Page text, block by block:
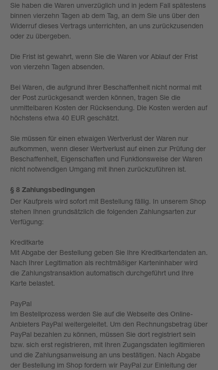
Sie haben die Waren unverzüglich und in jedem Fall spätestens
binnen vierzehn Tagen ab dem Tag, an dem Sie uns über den
Widerruf dieses Vertrags unterrichten, an uns zurückzusenden
oder zu übergeben.
Die Frist ist gewahrt, wenn Sie die Waren vor Ablauf der Frist
von vierzehn Tagen absenden.
Bei Waren, die aufgrund ihrer Beschaffenheit nicht normal mit
der Post zurückgesandt werden können, tragen Sie die
unmittelbaren Kosten der Rücksendung. Die Kosten werden auf
höchstens etwa 40 EUR geschätzt.
Sie müssen für einen etwaigen Wertverlust der Waren nur
aufkommen, wenn dieser Wertverlust auf einen zur Prüfung der
Beschaffenheit, Eigenschaften und Funktionsweise der Waren
nicht notwendigen Umgang mit ihnen zurückzuführen ist.
§ 8 Zahlungsbedingungen
Der Kaufpreis wird sofort mit Bestellung fällig. In unserem Shop
stehen Ihnen grundsätzlich die folgenden Zahlungsarten zur
Verfügung:
Kreditkarte
Mit Abgabe der Bestellung geben Sie Ihre Kreditkartendaten an.
Nach Ihrer Legitimation als rechtmäßiger Karteninhaber wird
die Zahlungstransaktion automatisch durchgeführt und Ihre
Karte belastet.
PayPal
Im Bestellprozess werden Sie auf die Webseite des Online-
Anbieters PayPal weitergeleitet. Um den Rechnungsbetrag über
PayPal bezahlen zu können, müssen Sie dort registriert sein
bzw. sich erst registrieren, mit Ihren Zugangsdaten legitimieren
und die Zahlungsanweisung an uns bestätigen. Nach Abgabe
der Bestellung im Shop fordern wir PayPal zur Einleitung der